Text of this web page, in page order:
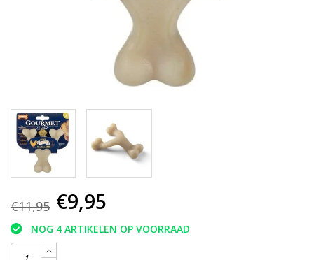
€11,95 €9,95
NOG 4 ARTIKELEN OP VOORRAAD